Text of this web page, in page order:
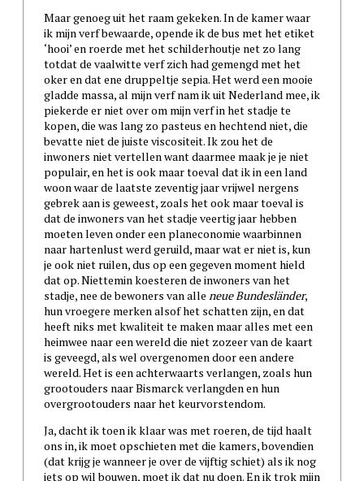
Maar genoeg uit het raam gekeken. In de kamer waar
ik mijn verf bewaarde, opende ik de bus met het etiket
‘hooi’ en roerde met het schilderhoutje net zo lang
totdat de vaalwitte verf zich had gemengd met het
oker en dat ene druppeltje sepia. Het werd een mooie
gladde massa, al mijn verf nam ik uit Nederland mee, ik
piekerde er niet over om mijn verf in het stadje te
kopen, die was lang zo pasteus en hechtend niet, die
bevatte niet de juiste viscositeit. Ik zou het de
inwoners niet vertellen want daarmee maak je je niet
populair, en het is ook maar toeval dat ik in een land
woon waar de laatste zeventig jaar vrijwel nergens
gebrek aan is geweest, zoals het ook maar toeval is
dat de inwoners van het stadje veertig jaar hebben
moeten leven onder een planeconomie waarbinnen
naar hartenlust werd geruild, maar wat er niet is, kun
je ook niet ruilen, dus op een gegeven moment hield
dat op. Niettemin koesteren de inwoners van het
stadje, nee de bewoners van alle neue Bundesländer,
hun vroegere merken alsof het schatten zijn, en dat
heeft niks met kwaliteit te maken maar alles met een
heimwee naar een wereld die niet zozeer van de kaart
is geveegd, als wel overgenomen door een andere
wereld. Het is een achterwaarts verlangen, zoals hun
grootouders naar Bismarck verlangden en hun
overgrootouders naar het keurvorstendom.
Ja, dacht ik toen ik klaar was met roeren, de tijd haalt
ons in, ik moet opschieten met die kamers, bovendien
(dat krijg je wanneer je over de vijftig schiet) als ik nog
iets op wil bouwen, moet ik dat nu doen. En ik trok mijn